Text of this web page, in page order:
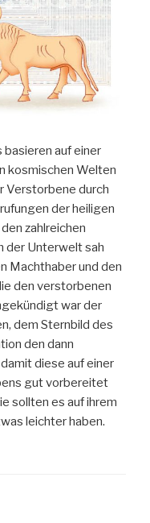
auf einer
kosmischen Welten
Verstorbene durch
der heiligen
zahlreichen
der Unterwelt sah
Machthaber und den
den verstorbenen
war der
dem Sternbild des
den dann
diese auf einer
gut vorbereitet
sollten es auf ihrem
leichter haben.